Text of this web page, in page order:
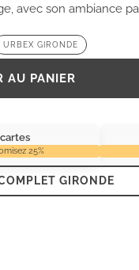
avec son ambiance
des histoires
coin de rue offre
fortes et les
présente comme une
l’âme d’un
URBEX GIRONDE
AU PANIER
25%
GIRONDE